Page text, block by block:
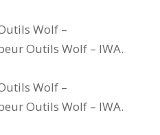
Wolf –
Outils Wolf – IWA.
Wolf –
Outils Wolf – IWA.